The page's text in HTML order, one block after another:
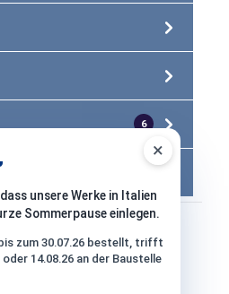
×
unsere Werke in Italien
Sommerpause einlegen.
zum 30.07.26 bestellt, trifft
oder 14.08.26 an der Baustelle
6